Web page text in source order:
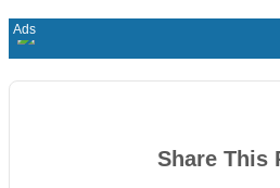
Share This